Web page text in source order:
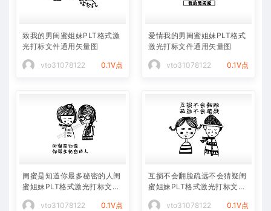
致我的男闺蜜姐妹PLT格式激
光打标文件通用矢量图
vto31078122 0.1V点
爱情我的男闺蜜姐妹PLT格式
激光打标文件通用矢量图
vto31078122 0.1V点
闺蜜是知道你最多秘密的人闺
蜜姐妹PLT格式激光打标文件
通用矢量图
vto31078122
0.1V点
互损不会翻脸疏远不会猜疑闺
蜜姐妹PLT格式激光打标文件
通用矢量图
vto31078122
0.1V点